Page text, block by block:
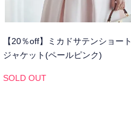
【20％off】ミカドサテンショート
ジャケット(ペールピンク)
SOLD OUT